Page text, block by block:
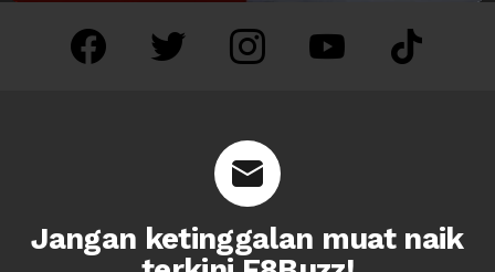
facebook twitter instagram youtube tiktok
Jangan ketinggalan muat naik